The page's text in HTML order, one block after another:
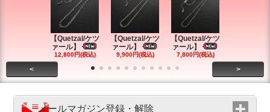
【Quetzal/ケツ
ァール】
12,800円(税込)
【Quetzal/ケツ
ァール】
9,900円(税込)
【Quetzal/ケツ
ァール】
7,800円(税込)
< >
メールマガジン登録・解除